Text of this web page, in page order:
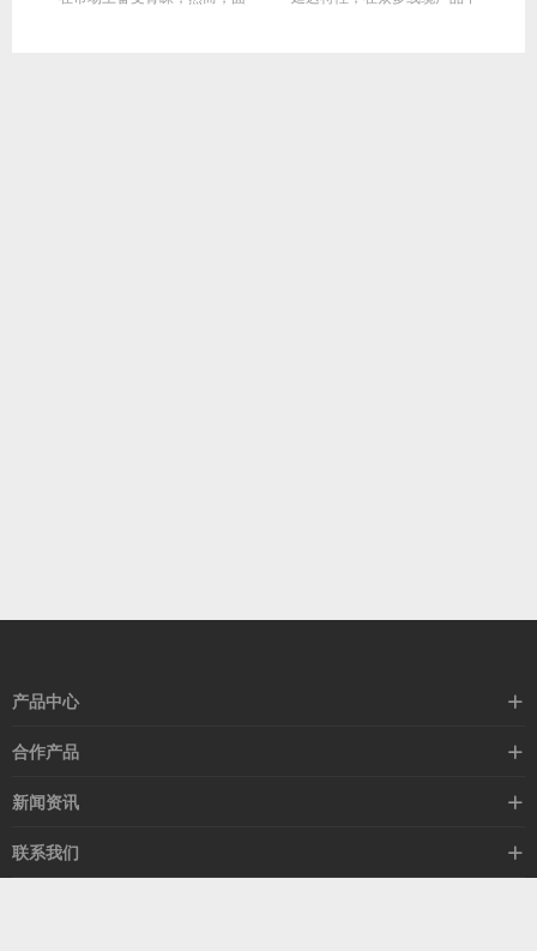
产品中心
高速线缆
以太网交换机
合作产品
希捷硬盘
新闻资讯
行业动态
技术视角
联系我们